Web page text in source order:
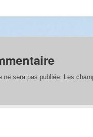
ne sera pas publiée. Les